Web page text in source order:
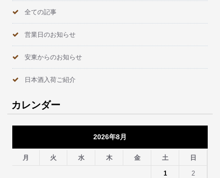
全ての記事
営業日のお知らせ
安東からのお知らせ
日本酒入荷ご紹介
カレンダー
2026年8月
月 火 水 木 金 土 日
1 2